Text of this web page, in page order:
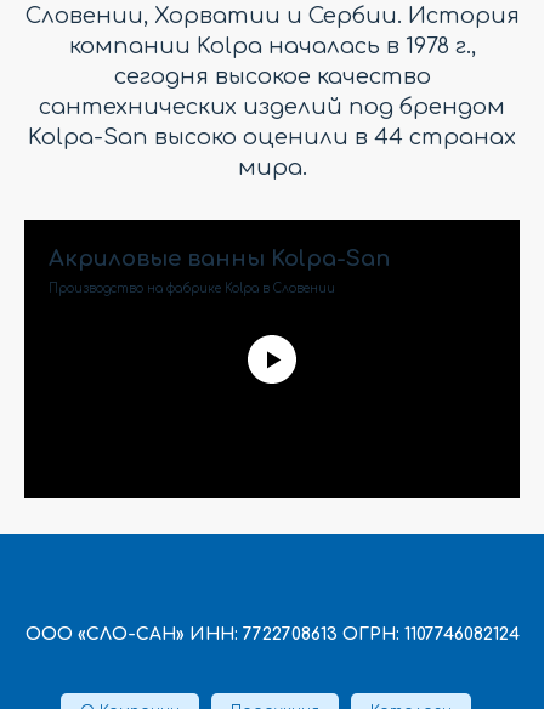
Словении, Хорватии и Сербии. История
компании Kolpa началась в 1978 г.,
сегодня высокое качество
сантехнических изделий под брендом
Kolpa-San высоко оценили в 44 странах
мира.
Акриловые ванны Kolpa-San
Производство на фабрике Kolpa в Словении
ООО «СЛО-САН» ИНН: 7722708613 ОГРН: 1107746082124